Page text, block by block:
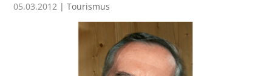
05.03.2012 |Tourismus